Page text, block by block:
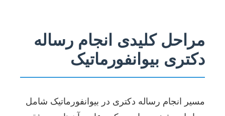
مراحل کلیدی انجام رساله
دکتری بیوانفورماتیک
مسیر انجام رساله دکتری در بیوانفورماتیک شامل